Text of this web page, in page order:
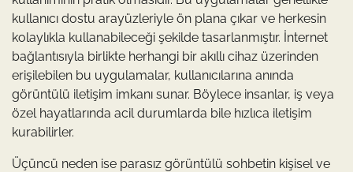
kullanıcı dostu arayüzleriyle ön plana çıkar ve herkesin
kolaylıkla kullanabileceği şekilde tasarlanmıştır. İnternet
bağlantısıyla birlikte herhangi bir akıllı cihaz üzerinden
erişilebilen bu uygulamalar, kullanıcılarına anında
görüntülü iletişim imkanı sunar. Böylece insanlar, iş veya
özel hayatlarında acil durumlarda bile hızlıca iletişim
kurabilirler.
Üçüncü neden ise parasız görüntülü sohbetin kişisel ve